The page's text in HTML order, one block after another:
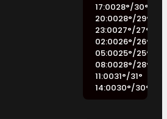
17:0028°/30°
20:0028°/29°
23:0027°/27°
02:0026°/26°
05:0025°/25°
08:0028°/28°
11:0031°/31°
14:0030°/30°